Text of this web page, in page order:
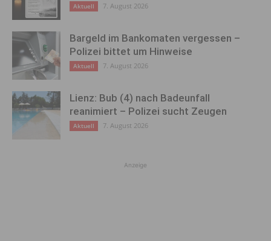
Aktuell 7. August 2026
Bargeld im Bankomaten vergessen –
Polizei bittet um Hinweise
Aktuell 7. August 2026
Lienz: Bub (4) nach Badeunfall
reanimiert – Polizei sucht Zeugen
Aktuell 7. August 2026
Anzeige